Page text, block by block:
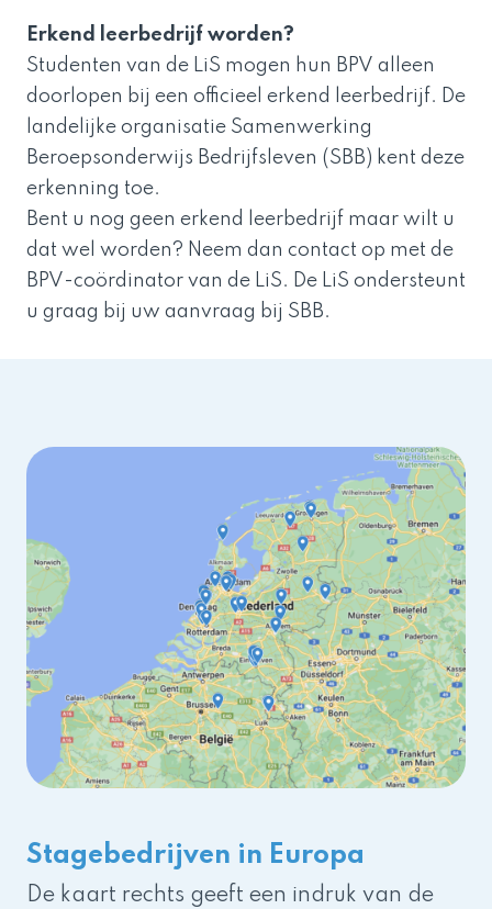
Erkend leerbedrijf worden?
Studenten van de LiS mogen hun BPV alleen
doorlopen bij een officieel erkend leerbedrijf. De
landelijke organisatie Samenwerking
Beroepsonderwijs Bedrijfsleven (SBB) kent deze
erkenning toe.
Bent u nog geen erkend leerbedrijf maar wilt u
dat wel worden? Neem dan contact op met de
BPV-coördinator van de LiS. De LiS ondersteunt
u graag bij uw aanvraag bij SBB.
Stagebedrijven in Europa
De kaart rechts geeft een indruk van de